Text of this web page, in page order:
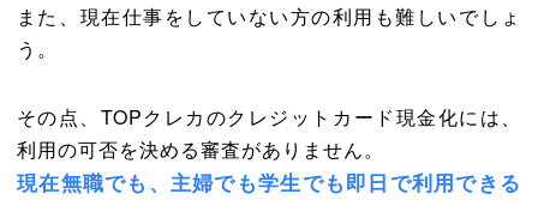
また、現在仕事をしていない方の利用も難しいでしょ
う。
その点、TOPクレカのクレジットカード現金化には、
利用の可否を決める審査がありません。
現在無職でも、主婦でも学生でも即日で利用できる